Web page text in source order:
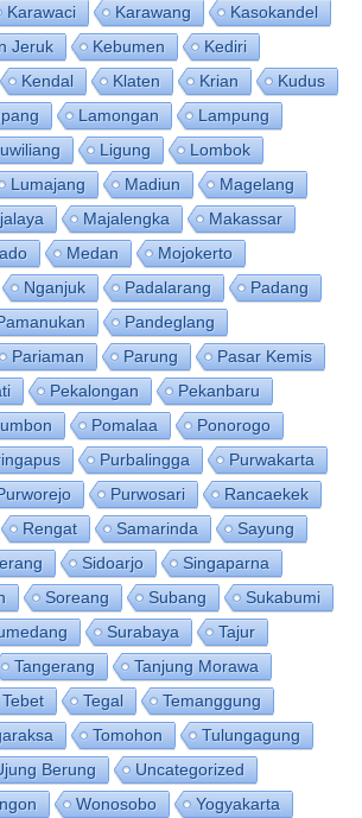
Karawaci Karawang
Kasokandel
Jeruk Kebumen
Kediri
Kendal Klaten Krian
Kudus
Lamongan
Lampung
Ligung
Lombok
Lumajang Madiun
Magelang
Majalengka
Makassar
Medan
Mojokerto
Nganjuk Padalarang
Padang
Pandeglang
Pariaman Parung
Pasar Kemis
Pekalongan
Pekanbaru
Pomalaa
Ponorogo
Purbalingga
Purwakarta
Purwosari
Rancaekek
Rengat Samarinda
Sayung
Sidoarjo
Singaparna
Soreang Subang
Sukabumi
Surabaya
Tajur
Tangerang
Tanjung Morawa
Tebet Tegal
Temanggung
Tomohon
Tulungagung
Berung
Uncategorized
Wonosobo Yogyakarta